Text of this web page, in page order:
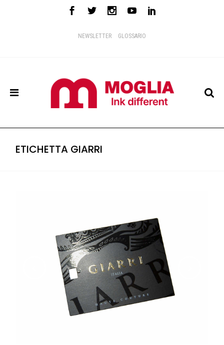
NEWSLETTER GLOSSARIO
ETICHETTA GIARRI